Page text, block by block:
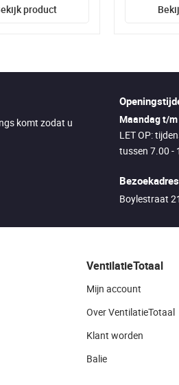
product
komt zodat u
Maandag t/
LET OP:
tussen 7.00 -
Bezoekadres
Boylestraat
VentilatieTotaal
Mijn account
Over VentilatieTotaal
Klant worden
Balie